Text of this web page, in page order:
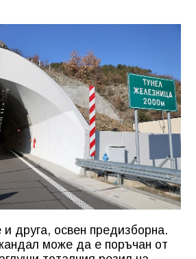
друга, освен предизборна.
може да е поръчан от